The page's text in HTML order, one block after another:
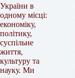
України в
одному місці:
економіку,
політику,
суспільне
життя,
культуру та
науку. Ми